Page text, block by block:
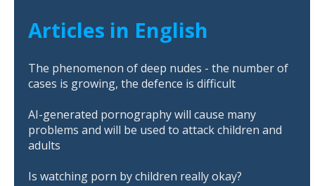
Articles in English
The phenomenon of deep nudes - the number of
cases is growing, the defence is difficult
AI-generated pornography will cause many
problems and will be used to attack children and
adults
Is watching porn by children really okay?